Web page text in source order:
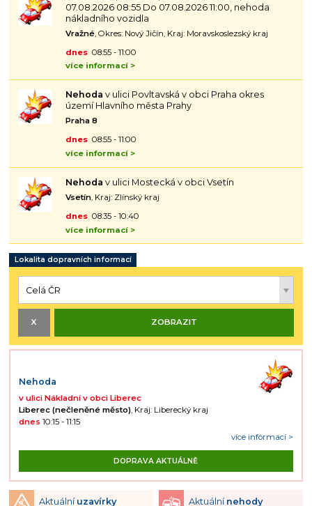
07.08.2026 08:55 Do 07.08.2026 11:00, nehoda
nákladního vozidla
Vražné, Okres: Nový Jičín, Kraj: Moravskoslezský kraj
dnes 08:55 - 11:00
více informací >
Nehoda v ulici Povltavská v obci Praha okres
území Hlavního města Prahy
Praha 8
dnes 08:55 - 11:00
více informací >
Nehoda v ulici Mostecká v obci Vsetín
Vsetín, Kraj: Zlínský kraj
dnes 08:35 - 10:40
více informací >
Lokalita dopravních informací
Nehoda
v ulici Nákladní v obci Liberec
Liberec (nečleněné město), Kraj: Liberecký kraj
dnes 10:15 - 11:15
více informací >
DOPRAVA AKTUÁLNĚ
Aktuální uzavírky Aktuální nehody